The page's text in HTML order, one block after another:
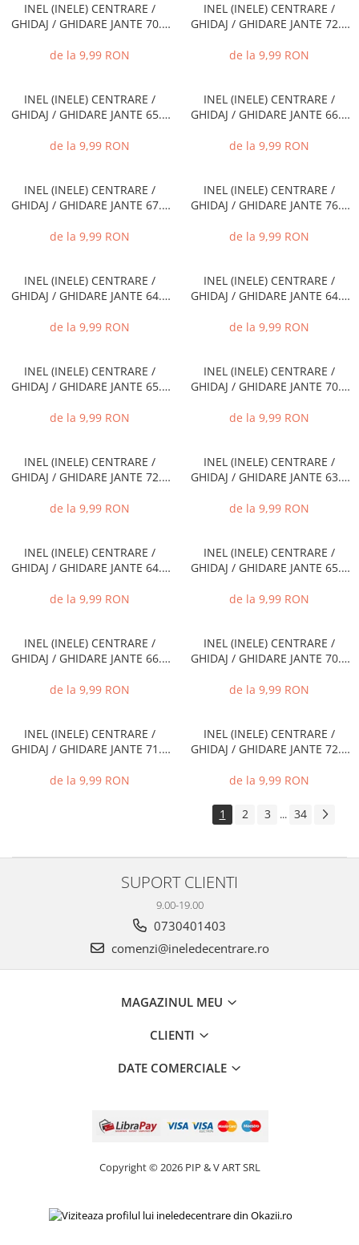
INEL (INELE) CENTRARE /
GHIDAJ / GHIDARE JANTE 70.4
de la 9,99 RON
INEL (INELE) CENTRARE /
GHIDAJ / GHIDARE JANTE 72.5
de la 9,99 RON
INEL (INELE) CENTRARE /
GHIDAJ / GHIDARE JANTE 65.1
de la 9,99 RON
INEL (INELE) CENTRARE /
GHIDAJ / GHIDARE JANTE 66.6
de la 9,99 RON
INEL (INELE) CENTRARE /
GHIDAJ / GHIDARE JANTE 67.1
de la 9,99 RON
INEL (INELE) CENTRARE /
GHIDAJ / GHIDARE JANTE 76.0
de la 9,99 RON
INEL (INELE) CENTRARE /
GHIDAJ / GHIDARE JANTE 64.0
de la 9,99 RON
INEL (INELE) CENTRARE /
GHIDAJ / GHIDARE JANTE 64.0
de la 9,99 RON
INEL (INELE) CENTRARE /
GHIDAJ / GHIDARE JANTE 65.0
de la 9,99 RON
INEL (INELE) CENTRARE /
GHIDAJ / GHIDARE JANTE 70.0
de la 9,99 RON
INEL (INELE) CENTRARE /
GHIDAJ / GHIDARE JANTE 72.1
de la 9,99 RON
INEL (INELE) CENTRARE /
GHIDAJ / GHIDARE JANTE 63.4
de la 9,99 RON
INEL (INELE) CENTRARE /
GHIDAJ / GHIDARE JANTE 64.1
de la 9,99 RON
INEL (INELE) CENTRARE /
GHIDAJ / GHIDARE JANTE 65.1
de la 9,99 RON
INEL (INELE) CENTRARE /
GHIDAJ / GHIDARE JANTE 66.1
de la 9,99 RON
INEL (INELE) CENTRARE /
GHIDAJ / GHIDARE JANTE 70.1
de la 9,99 RON
INEL (INELE) CENTRARE /
GHIDAJ / GHIDARE JANTE 71.6
de la 9,99 RON
INEL (INELE) CENTRARE /
GHIDAJ / GHIDARE JANTE 72.2
de la 9,99 RON
1 2 3 ... 34
SUPORT CLIENTI
9.00-19.00
0730401403
comenzi@ineledecentrare.ro
MAGAZINUL MEU
CLIENTI
DATE COMERCIALE
Copyright © 2026 PIP & V ART SRL